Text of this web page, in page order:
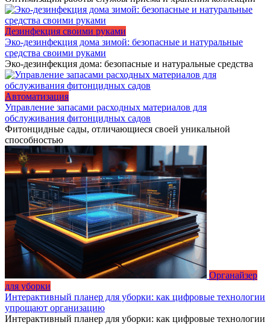
Дезинфекция своими руками
Эко-дезинфекция дома зимой: безопасные и натуральные
средства своими руками
Эко-дезинфекция дома: безопасные и натуральные средства
Автоматизация
Управление запасами расходных материалов для
обслуживания фитонцидных садов
Фитонцидные сады, отличающиеся своей уникальной
способностью
Органайзер
для уборки
Интерактивный планер для уборки: как цифровые технологии
упрощают организацию
Интерактивный планер для уборки: как цифровые технологии